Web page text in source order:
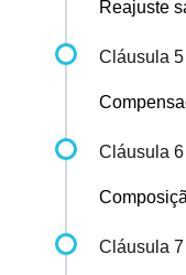
Reajuste
Cláusula 5
Cláusula 6
Cláusula 7